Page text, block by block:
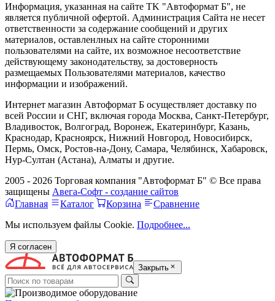
Информация, указанная на сайте TK "Автоформат Б", не
является публичной офертой. Администрация Сайта не несет
ответственности за содержание сообщений и других
материалов, оставленлных на сайте сторонними
пользователями на сайте, их возможное несоответствие
действующему законодательству, за достоверность
размещаемых Пользователями материалов, качество
информации и изображений.
Интернет магазин Автоформат Б осуществляет доставку по
всей России и СНГ, включая города Москва, Санкт-Петербург,
Владивосток, Волгоград, Воронеж, Екатеринбург, Казань,
Краснодар, Красноярск, Нижний Новгород, Новосибирск,
Пермь, Омск, Ростов-на-Дону, Самара, Челябинск, Хабаровск,
Нур-Султан (Астана), Алматы и другие.
2005 - 2026 Торговая компания "Автоформат Б" © Все права
защищены Авега-Софт - создание сайтов
Главная
Каталог Корзина
Сравнение
Мы используем файлы Cookie. Подробнее...
Я согласен
Закрыть